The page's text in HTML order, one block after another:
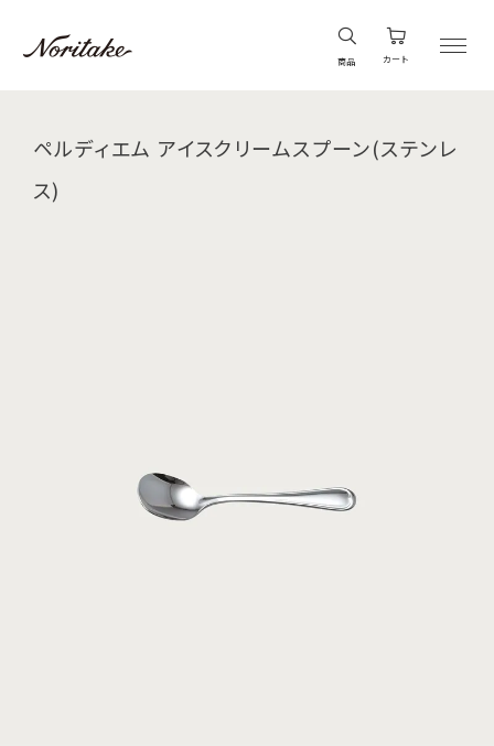
商品 カート
ペルディエム アイスクリームスプーン(ステンレ
ス)